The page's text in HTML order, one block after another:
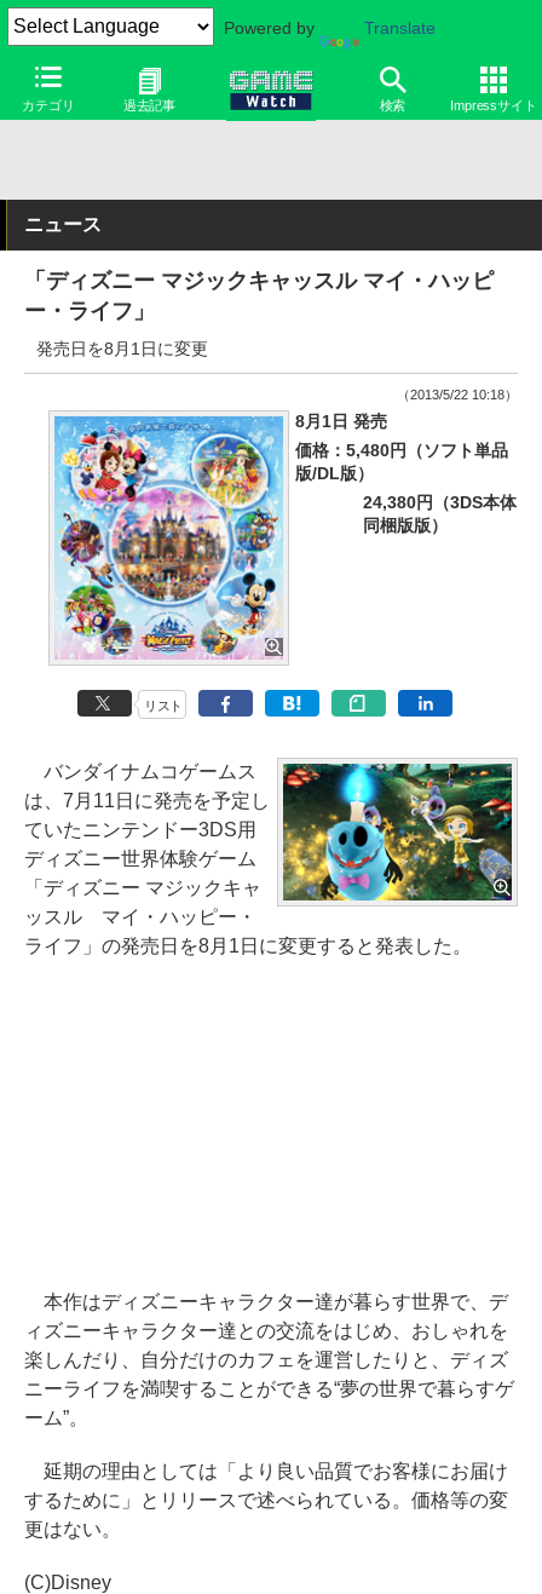
Powered by Translate
カテゴリ 過去記事 検索 Impressサイト
ニュース
「ディズニー マジックキャッスル マイ・ハッピ
ー・ライフ」
発売日を8月1日に変更
（2013/5/22 10:18）
8月1日 発売
価格：5,480円（ソフト単品
版/DL版）
24,380円（3DS本体
同梱版版）
リスト
バンダイナムコゲームス
は、7月11日に発売を予定し
ていたニンテンドー3DS用
ディズニー世界体験ゲーム
「ディズニー マジックキャ
ッスル マイ・ハッピー・
ライフ」の発売日を8月1日に変更すると発表した。
本作はディズニーキャラクター達が暮らす世界で、デ
ィズニーキャラクター達との交流をはじめ、おしゃれを
楽しんだり、自分だけのカフェを運営したりと、ディズ
ニーライフを満喫することができる“夢の世界で暮らすゲ
ーム”。
延期の理由としては「より良い品質でお客様にお届け
するために」とリリースで述べられている。価格等の変
更はない。
(C)Disney